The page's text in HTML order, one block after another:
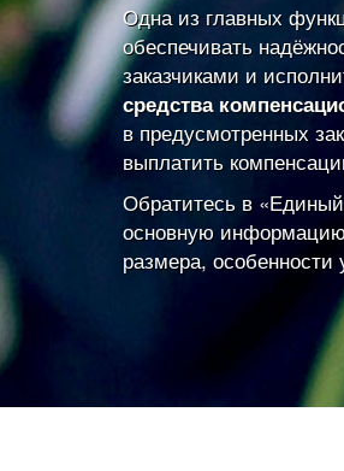
Одна из главных
обеспечивать
заказчиками и
средства
в предусмотренных
выплатить
Обратитесь в
основную информацию
размера, особенности